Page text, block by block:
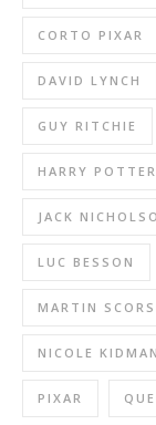
CORTO PIXAR
DAVID LYNCH
GUY RITCHIE
HARRY POTTER
JACK
LUC BESSON
MARTIN
NICOLE KIDMAN
PIXAR